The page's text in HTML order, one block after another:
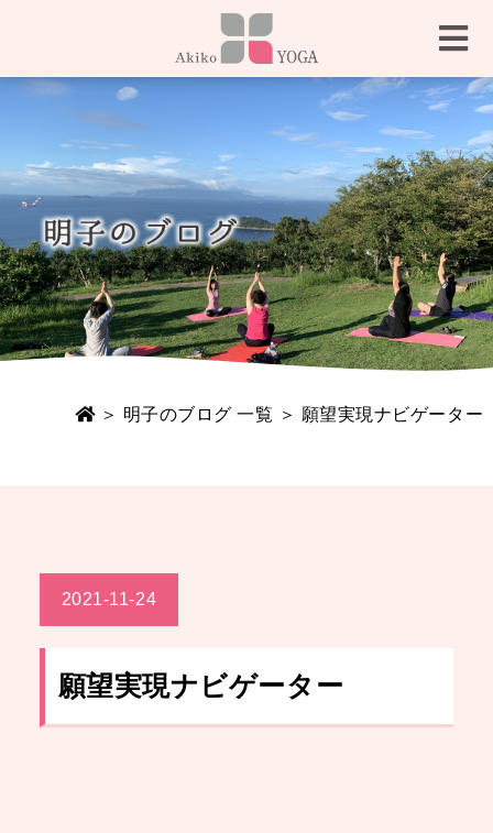
＞ 明子のブログ 一覧 ＞ 願望実現ナビゲーター
2021-11-24
願望実現ナビゲーター